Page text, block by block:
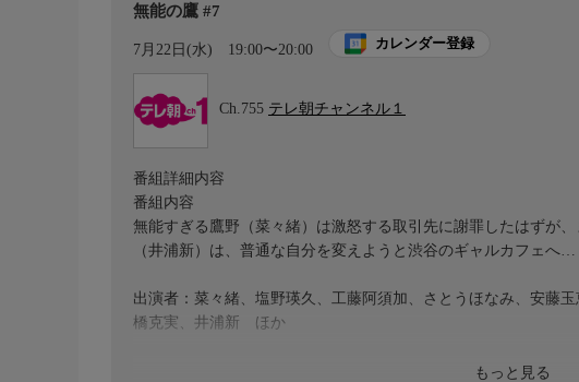
無能の鷹 #7
7月22日(水) 19:00〜20:00 カレンダー登録
Ch.755 テレ朝チャンネル１
もっと見る
番組詳細内容
番組内容
無能すぎる鷹野（菜々緒）は激怒する取引先に謝罪したはずが
（井浦新）は、普通な自分を変えようと渋谷のギャルカフェへ…
出演者：菜々緒、塩野瑛久、工藤阿須加、さとうほなみ、安藤
橋克実、井浦新 ほか